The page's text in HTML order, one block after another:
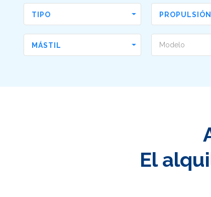
aquí
TIPO PROPULSIÓN
MÁSTIL
El